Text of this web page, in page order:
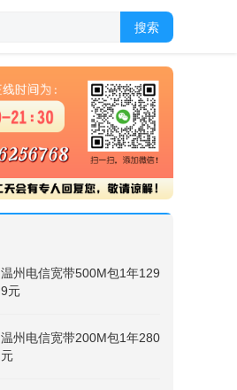
搜索
温州电信宽带500M包1年129
9元
温州电信宽带200M包1年280
元